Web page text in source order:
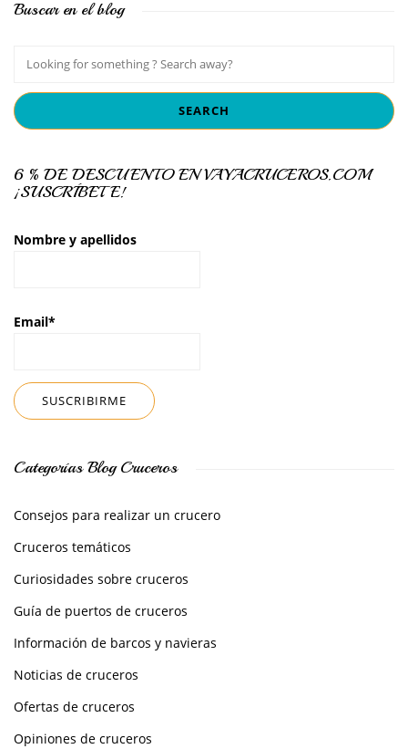
Buscar en el blog
6 % DE DESCUENTO EN VAYACRUCEROS.COM
¡SUSCRÍBETE!
Nombre y apellidos
Email*
Categorías Blog Cruceros
Consejos para realizar un crucero
Cruceros temáticos
Curiosidades sobre cruceros
Guía de puertos de cruceros
Información de barcos y navieras
Noticias de cruceros
Ofertas de cruceros
Opiniones de cruceros